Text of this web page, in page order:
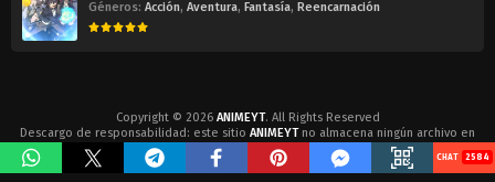
Géneros: Acción, Aventura, Fantasía, Reencarnación
Copyright © 2026 ANIMEYT. All Rights Reserved
Descargo de responsabilidad: este sitio ANIMEYTno almacena ningún archivo en
su servidor. Todos los contenidos son proporcionados por terceros no afiliados.
2584